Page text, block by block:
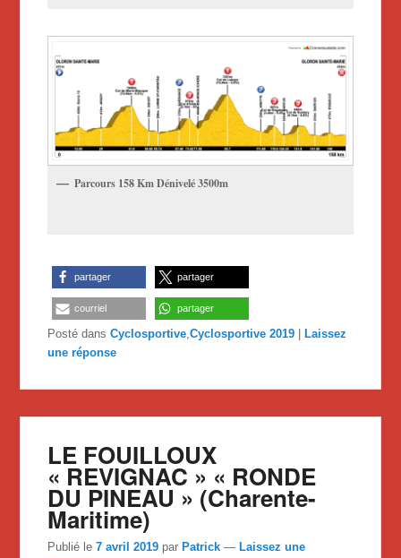
Parcours 158 Km Dénivelé 3500m
partager partager
courriel partager
Posté dans Cyclosportive,Cyclosportive 2019
Laissez
une réponse
LE FOUILLOUX
« REVIGNAC » « RONDE
DU PINEAU » (Charente-
Maritime)
Publié le7 avril 2019 par Patrick — Laissez une